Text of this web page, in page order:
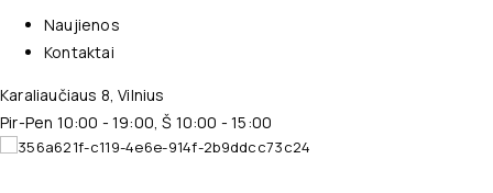
Naujienos
Kontaktai
Karaliaučiaus 8, Vilnius
Pir-Pen 10:00 - 19:00, Š 10:00 - 15:00